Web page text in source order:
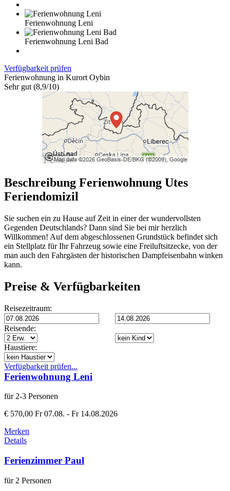
Ferienwohnung Leni
Ferienwohnung Leni Bad
Verfügbarkeit prüfen
Ferienwohnung in Kurort Oybin
Sehr gut (8,9/10)
Beschreibung Ferienwohnung Utes
Feriendomizil
Sie suchen ein zu Hause auf Zeit in einer der wundervollsten
Gegenden Deutschlands? Dann sind Sie bei mir herzlich
Willkommen! Auf dem abgeschlossenen Grundstück befindet sich
ein Stellplatz für Ihr Fahrzeug sowie eine Freiluftsitzecke, von der
man auch den Fahrgästen der historischen Dampfeisenbahn winken
kann.
Preise & Verfügbarkeiten
Reisezeitraum:
Reisende:
Haustiere:
Verfügbarkeit prüfen...
Ferienwohnung Leni
für 2-3 Personen
€ 570,00 Fr 07.08. - Fr 14.08.2026
Merken
Details
Ferienzimmer Paul
für 2 Personen